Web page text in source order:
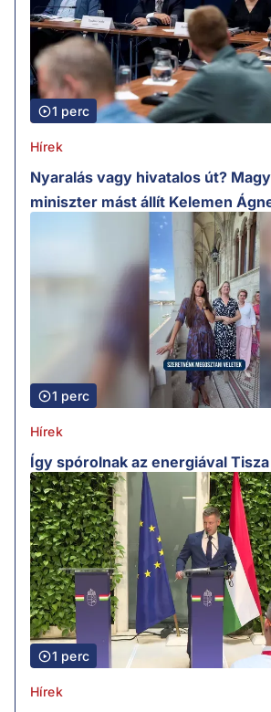
1 perc
Hírek
Nyaralás vagy hivatalos út?
miniszter mást állít Kelemen
1 perc
Hírek
Így spórolnak az energiával
1 perc
Hírek